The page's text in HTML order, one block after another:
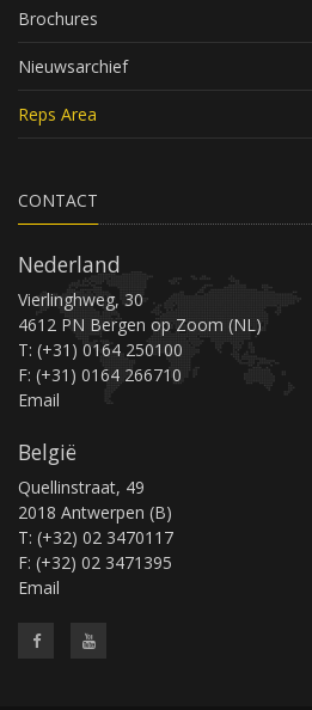
Brochures
Nieuwsarchief
Reps Area
CONTACT
Nederland
Vierlinghweg, 30
4612 PN Bergen op Zoom (NL)
T: (+31) 0164 250100
F: (+31) 0164 266710
Email
België
Quellinstraat, 49
2018 Antwerpen (B)
T: (+32) 02 3470117
F: (+32) 02 3471395
Email